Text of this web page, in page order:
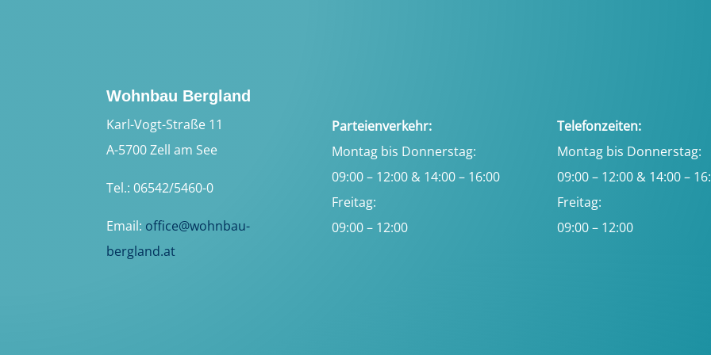
Wohnbau Bergland
Karl-Vogt-Straße 11
A-5700 Zell am See
Tel.: 06542/5460-0
Email: office@wohnbau-
bergland.at
Parteienverkehr:
Montag bis Donnerstag:
09:00 – 12:00 & 14:00 – 16:00
Freitag:
09:00 – 12:00
Telefonzeiten:
Montag bis Donnerstag:
09:00 – 12:00 & 14:00 –
Freitag:
09:00 – 12:00